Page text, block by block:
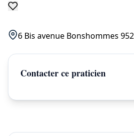
6 Bis avenue Bonshommes
Contacter ce praticien